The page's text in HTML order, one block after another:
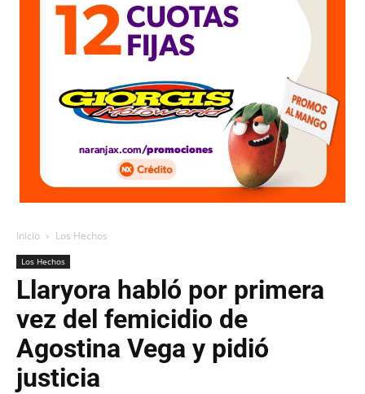
Inicio Los Hechos
Los Hechos
Llaryora habló por primera
vez del femicidio de
Agostina Vega y pidió
justicia